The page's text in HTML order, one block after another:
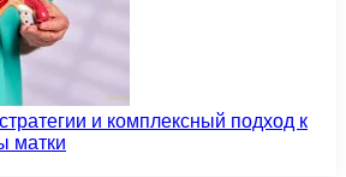
и комплексный подход к
матки